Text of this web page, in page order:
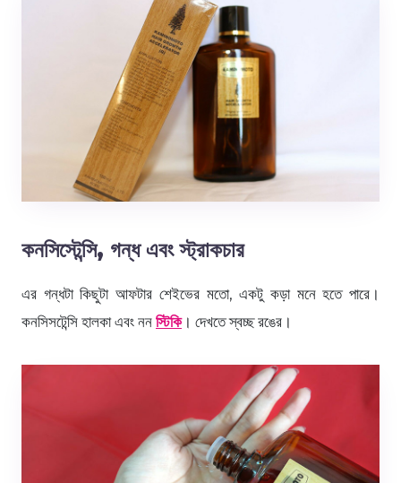
কনসিস্টেন্সি, গন্ধ এবং স্ট্রাকচার
এর গন্ধটা কিছুটা আফটার শেইভের মতো, একটু কড়া মনে হতে পারে।
কনসিসটেন্সি হালকা এবং নন স্টিকি। দেখতে স্বচ্ছ রঙের।